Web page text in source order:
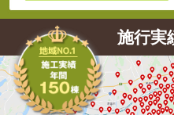
施行実